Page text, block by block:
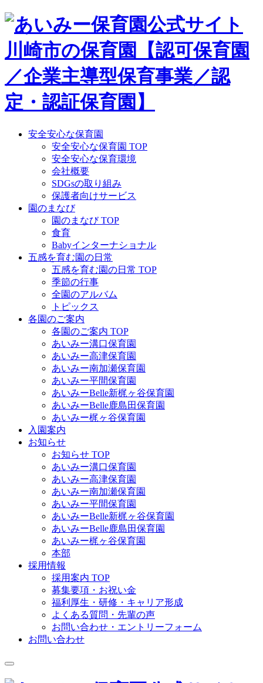
Skip
content
安全安心な保育園
安全安心な保育園 TOP
安全安心な保育環境
会社概要
SDGsの取り組み
保護者向けサービス
園のまなび
園のまなび TOP
食育
Babyインターナショナル
五感を育む園の日常
五感を育む園の日常 TOP
季節の行事
全園のアルバム
トピックス
各園のご案内
各園のご案内 TOP
あいみー溝口保育園
あいみー高津保育園
あいみー南加瀬保育園
あいみー平間保育園
あいみーBelle新梶ヶ谷保育園
あいみーBelle鹿島田保育園
あいみー梶ヶ谷保育園
入園案内
お知らせ
お知らせ TOP
あいみー溝口保育園
あいみー高津保育園
あいみー南加瀬保育園
あいみー平間保育園
あいみーBelle新梶ヶ谷保育園
あいみーBelle鹿島田保育園
あいみー梶ヶ谷保育園
本部
採用情報
採用案内 TOP
募集要項・お祝い金
福利厚生・研修・キャリア形成
よくある質問・先輩の声
お問い合わせ・エントリーフォーム
お問い合わせ